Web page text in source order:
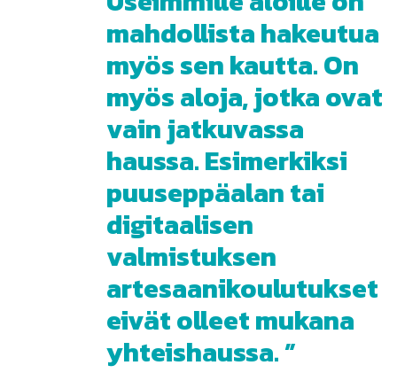
mahdollista hakeutua
myös sen kautta. On
myös aloja, jotka ovat
vain jatkuvassa
haussa. Esimerkiksi
puuseppäalan tai
digitaalisen
valmistuksen
artesaanikoulutukset
eivät olleet mukana
yhteishaussa.